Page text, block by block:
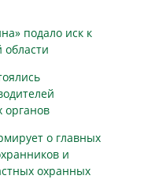
подало иск к
органов
о главных
и
охранных